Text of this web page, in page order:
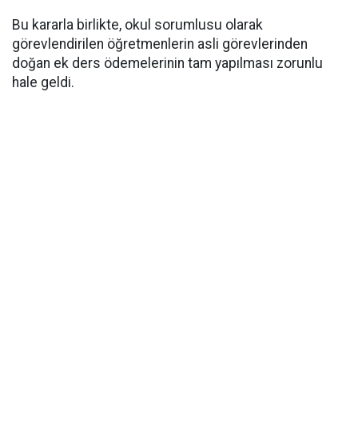
​Bu kararla birlikte, okul sorumlusu olarak
görevlendirilen öğretmenlerin asli görevlerinden
doğan ek ders ödemelerinin tam yapılması zorunlu
hale geldi.